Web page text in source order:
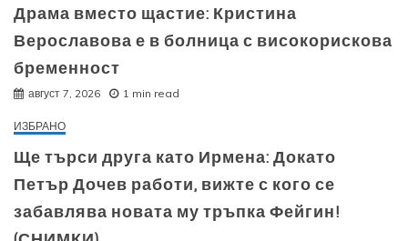
Драма вместо щастие: Кристина
Верославова е в болница с високорискова
бременност
август 7, 2026 1 min read
ИЗБРАНО
Ще търси друга като Ирмена: Докато
Петър Дочев работи, вижте с кого се
забавлява новата му тръпка Фейгин!